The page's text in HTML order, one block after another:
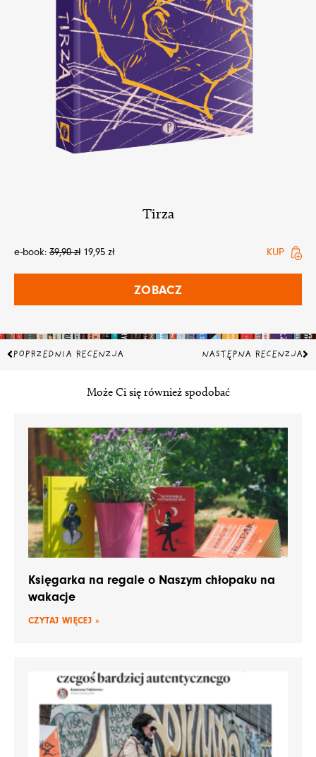
Tirza
e-book: 39,90zł 19,95 zł KUP
ZOBACZ
Prev
POPRZEDNIA RECENZJA NASTĘPNA RECENZJA
Może Ci się również spodobać
Księgarka na regale o Naszym chłopaku na
wakacje
CZYTAJ WIĘCEJ »